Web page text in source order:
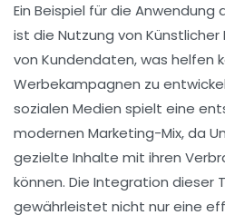
Ein Beispiel für die
ist die Nutzung von Künstlicher
von Kundendaten, was helfen
Werbekampagnen zu
sozialen Medien spielt eine
modernen Marketing-Mix, da
gezielte Inhalte mit ihren
können. Die Integration dieser
gewährleistet nicht nur eine